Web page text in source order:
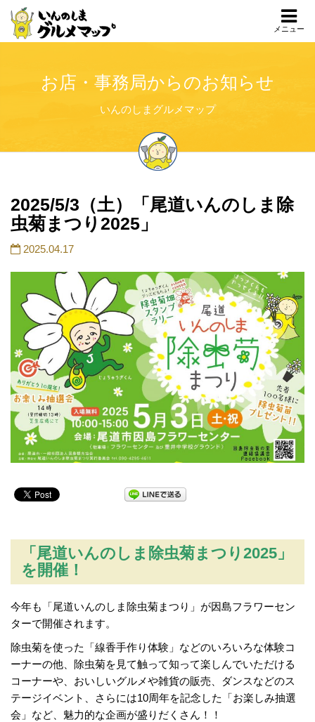
メニュー
お店・事務局からのお知らせ
いんのしまグルメマップ
2025/5/3（土）「尾道いんのしま除
虫菊まつり2025」
2025.04.17
「尾道いんのしま除虫菊まつり2025」
を開催！
今年も「尾道いんのしま除虫菊まつり」が因島フラワーセン
ターで開催されます。
除虫菊を使った「線香手作り体験」などのいろいろな体験コ
ーナーの他、除虫菊を見て触って知って楽しんでいただける
コーナーや、おいしいグルメや雑貨の販売、ダンスなどのス
テージイベント、さらには10周年を記念した「お楽しみ抽選
会」など、魅力的な企画が盛りだくさん！！